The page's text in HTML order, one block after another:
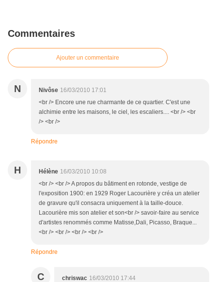
Commentaires
Ajouter un commentaire
N Nivôse 16/03/2010 17:01
<br /> Encore une rue charmante de ce quartier. C'est une
alchimie entre les maisons, le ciel, les escaliers.... <br /> <br
/> <br />
Répondre
H Hélène 16/03/2010 10:08
<br /> <br /> A propos du bâtiment en rotonde, vestige de
l'exposition 1900: en 1929 Roger Lacourière y créa un atelier
de gravure qu'il consacra uniquement à la taille-douce.
Lacourière mis son atelier et son<br /> savoir-faire au service
d'artistes renommés comme Matisse,Dali, Picasso, Braque...
<br /> <br /> <br /> <br />
Répondre
C chriswac 16/03/2010 17:44